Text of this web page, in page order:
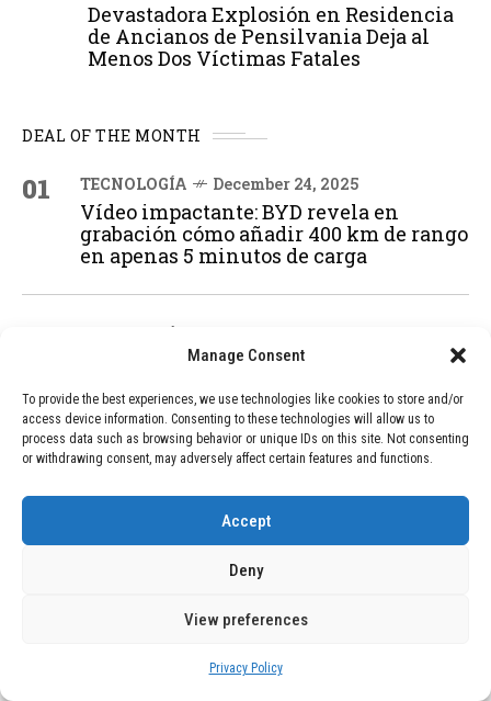
Manage Consent
To provide the best experiences, we use technologies like cookies to store and/or
access device information. Consenting to these technologies will allow us to
process data such as browsing behavior or unique IDs on this site. Not consenting
or withdrawing consent, may adversely affect certain features and functions.
Accept
Deny
View preferences
Privacy Policy
Devastadora Explosión en Residencia
de Ancianos de Pensilvania Deja al
Menos Dos Víctimas Fatales
DEAL OF THE MONTH
01 TECNOLOGÍA December 24, 2025
Vídeo impactante: BYD revela en
grabación cómo añadir 400 km de rango
en apenas 5 minutos de carga
TECNOLOGÍA
Motor de 800 W, rango de 45 km y
solo 300 euros y representa una
adquisición impresionante
03
GAME se Une a la Oferta de Balizas V16
December 24, 2025
Devastadora Explosión en Residencia